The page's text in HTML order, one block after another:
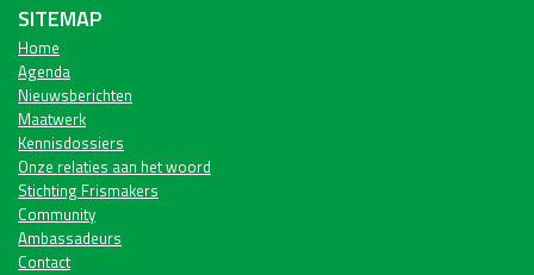
SITEMAP
Home
Agenda
Nieuwsberichten
Maatwerk
Kennisdossiers
Onze relaties aan het woord
Stichting Frismakers
Community
Ambassadeurs
Contact